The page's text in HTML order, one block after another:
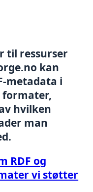
til ressurser
kan
metadata i
hvilken
man
RDF og
vi støtter